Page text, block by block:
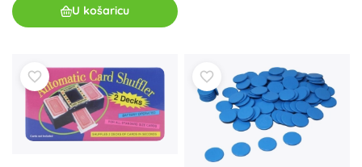
U košaricu